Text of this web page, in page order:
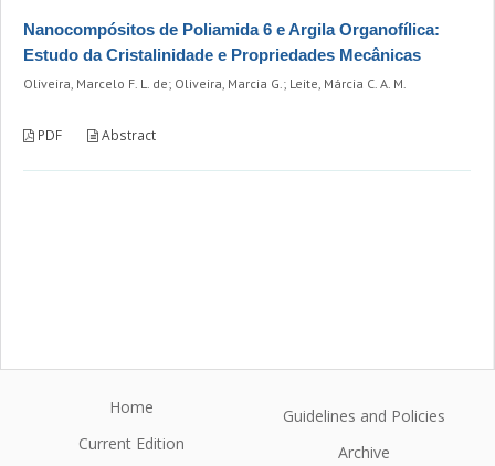
Nanocompósitos de Poliamida 6 e Argila Organofílica:
Estudo da Cristalinidade e Propriedades Mecânicas
Oliveira, Marcelo F. L. de; Oliveira, Marcia G.; Leite, Márcia C. A. M.
PDF Abstract
Home
Current Edition
Guidelines and Policies
Archive